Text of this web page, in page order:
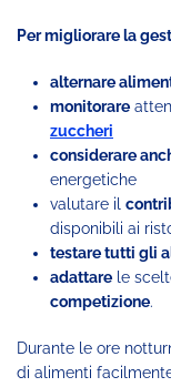
Per migliorare la
alternare
monitorare
zuccheri
considerare
energetiche
valutare il
disponibili ai
testare tutti gli
adattare le
competizione.
Durante le ore
di alimenti